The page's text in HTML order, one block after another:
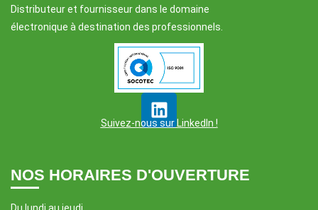
Distributeur et fournisseur dans le domaine
électronique à destination des professionnels.
Suivez-nous sur LinkedIn !
NOS HORAIRES D'OUVERTURE